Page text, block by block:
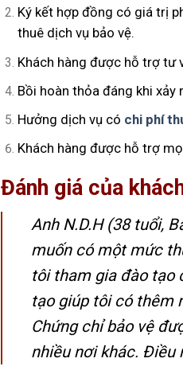
Ký kết hợp đồng có giá trị
thuê dịch vụ bảo vệ.
Khách hàng được hỗ trợ tư
Bồi hoàn thỏa đáng khi xảy
Hưởng dịch vụ có chi phí
Khách hàng được hỗ trợ
Đánh giá của
Anh N.D.H (38 tuổi,
muốn có một mức
tôi tham gia đào tạo
tạo giúp tôi có thêm
Chứng chỉ bảo vệ
nhiều nơi khác. Điều